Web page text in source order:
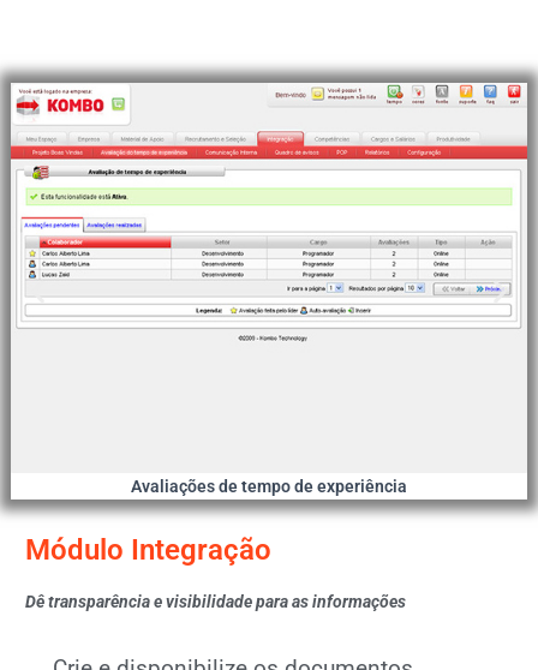
Avaliações de tempo de experiência
Módulo Integração
Dê transparência e visibilidade para as informações